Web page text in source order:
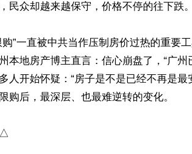
民众却越来越保守，价格不停的往下跌。
购”一直被中共当作压制房价过热的重要
本地房产博主直言：信心崩盘了，“广州
人开始怀疑：“房子是不是已经不再是
购后，最深层、也最难逆转的变化。
△